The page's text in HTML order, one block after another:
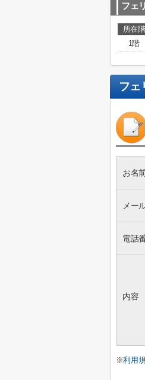
フェ
所在階
1階
フェ
お名
メー
電話
内容
※利用